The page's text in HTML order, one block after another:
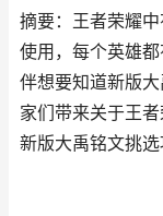
摘要：王者荣耀
使用，每个英雄
伴想要知道新版
家们带来关于王
新版大禹铭文挑